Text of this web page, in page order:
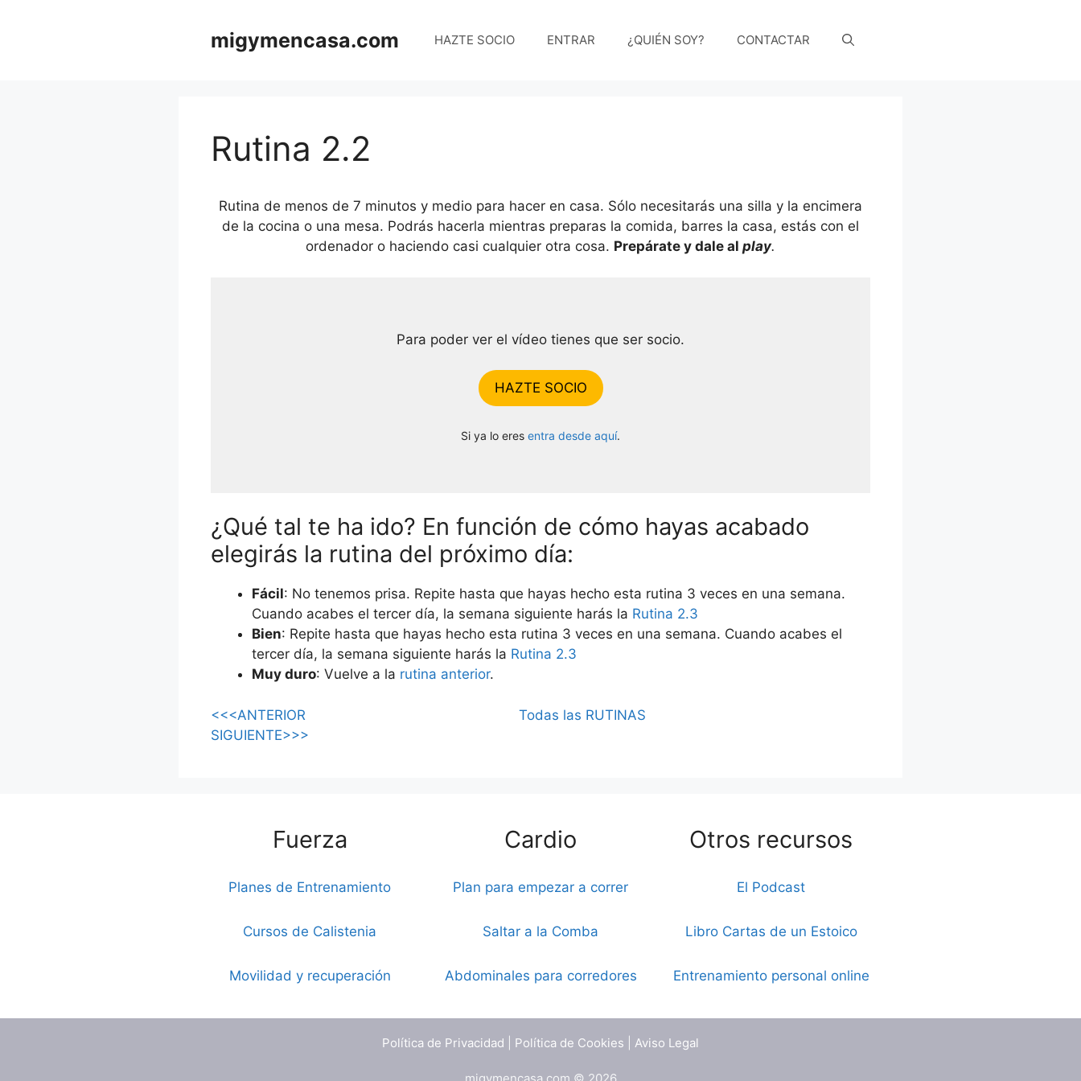
migymencasa.com HAZTE SOCIO ENTRAR ¿QUIÉN SOY? CONTACTAR
Rutina 2.2
Rutina de menos de 7 minutos y medio para hacer en casa. Sólo necesitarás una silla y la encimera
de la cocina o una mesa. Podrás hacerla mientras preparas la comida, barres la casa, estás con el
ordenador o haciendo casi cualquier otra cosa. Prepárate y dale al play.
Para poder ver el vídeo tienes que ser socio.
HAZTE SOCIO
Si ya lo eres entra desde aquí.
¿Qué tal te ha ido? En función de cómo hayas acabado
elegirás la rutina del próximo día:
Fácil: No tenemos prisa. Repite hasta que hayas hecho esta rutina 3 veces en una semana.
Cuando acabes el tercer día, la semana siguiente harás la Rutina 2.3
Bien: Repite hasta que hayas hecho esta rutina 3 veces en una semana. Cuando acabes el
tercer día, la semana siguiente harás la Rutina 2.3
Muy duro: Vuelve a la rutina anterior.
<<<ANTERIOR
Todas las RUTINAS
SIGUIENTE>>>
Fuerza
Planes de Entrenamiento
Cursos de Calistenia
Movilidad y recuperación
Cardio
Plan para empezar a correr
Saltar a la Comba
Abdominales para corredores
Otros recursos
El Podcast
Libro Cartas de un Estoico
Entrenamiento personal online
Política de Privacidad Política de Cookies Aviso Legal
migymencasa.com © 2026